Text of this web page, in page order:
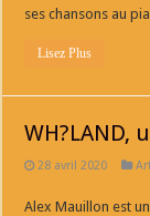
ses chansons au
Lisez Plus
WH?LAND,
28 avril 2020
Alex Mauillon est